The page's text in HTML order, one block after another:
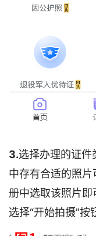
3.选择办理的证
中存有合适的照片
册中选取该照片
选择“开始拍摄”按